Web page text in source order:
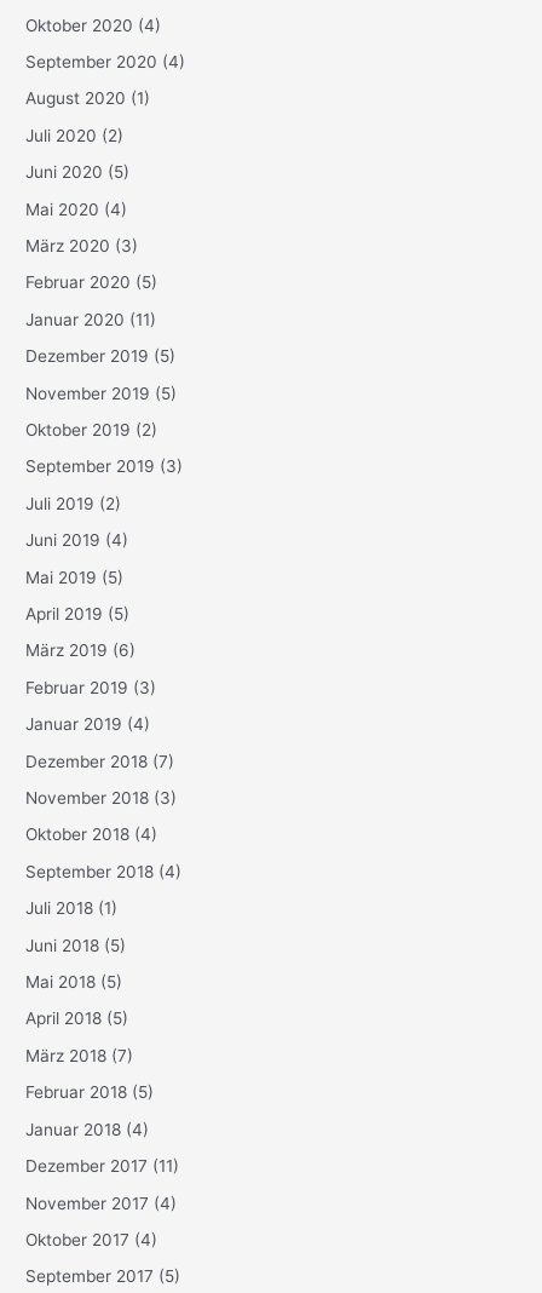
Oktober 2020 (4)
September 2020 (4)
August 2020 (1)
Juli 2020 (2)
Juni 2020 (5)
Mai 2020 (4)
März 2020 (3)
Februar 2020 (5)
Januar 2020 (11)
Dezember 2019 (5)
November 2019 (5)
Oktober 2019 (2)
September 2019 (3)
Juli 2019 (2)
Juni 2019 (4)
Mai 2019 (5)
April 2019 (5)
März 2019 (6)
Februar 2019 (3)
Januar 2019 (4)
Dezember 2018 (7)
November 2018 (3)
Oktober 2018 (4)
September 2018 (4)
Juli 2018 (1)
Juni 2018 (5)
Mai 2018 (5)
April 2018 (5)
März 2018 (7)
Februar 2018 (5)
Januar 2018 (4)
Dezember 2017 (11)
November 2017 (4)
Oktober 2017 (4)
September 2017 (5)